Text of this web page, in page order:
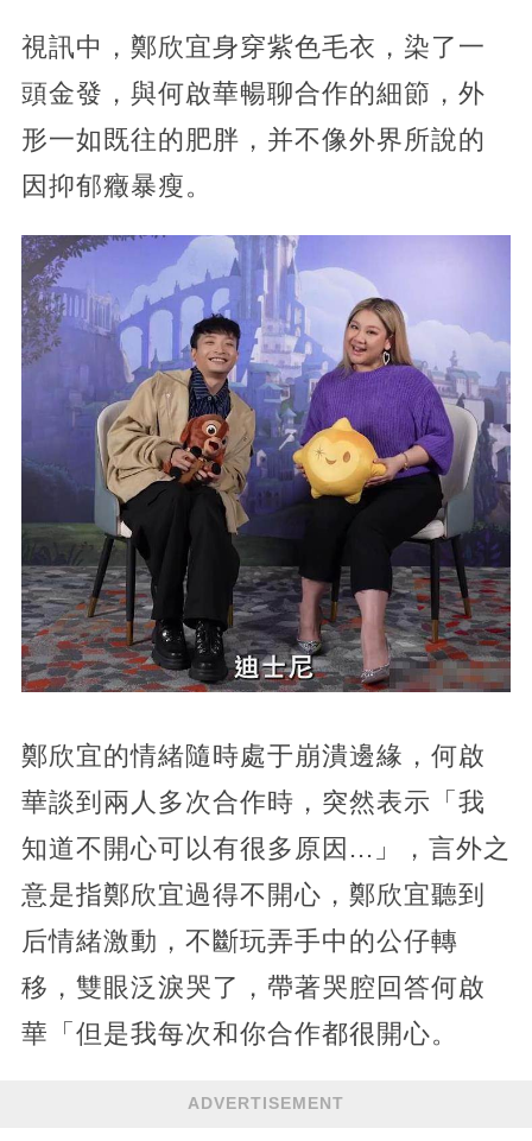
視訊中，鄭欣宜身穿紫色毛衣，染了一
頭金發，與何啟華暢聊合作的細節，外
形一如既往的肥胖，并不像外界所說的
因抑郁癥暴瘦。
鄭欣宜的情緒隨時處于崩潰邊緣，何啟
華談到兩人多次合作時，突然表示「我
知道不開心可以有很多原因...」，言外之
意是指鄭欣宜過得不開心，鄭欣宜聽到
后情緒激動，不斷玩弄手中的公仔轉
移，雙眼泛淚哭了，帶著哭腔回答何啟
華「但是我每次和你合作都很開心。
ADVERTISEMENT